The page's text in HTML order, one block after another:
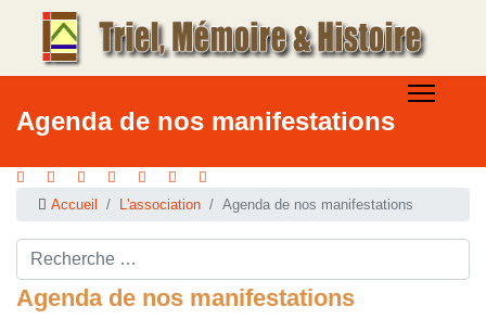
Agenda de nos manifestations
Accueil L'association Agenda de nos manifestations
Rechercher ...
Agenda de nos manifestations